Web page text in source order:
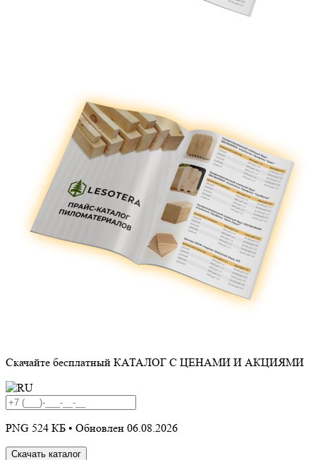
Скачайте бесплатный КАТАЛОГ С ЦЕНАМИ И АКЦИЯМИ
PNG 524 КБ • Обновлен 06.08.2026
Скачать каталог